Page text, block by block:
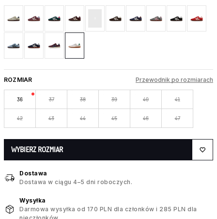
ROZMIAR Przewodnik po rozmiarach
36 37 38 39 40 41
42 43 44 45 46 47
WYBIERZ ROZMIAR
Dostawa
Dostawa w ciągu 4–5 dni roboczych.
Wysyłka
Darmowa wysyłka od 170 PLN dla członków i 285 PLN dla